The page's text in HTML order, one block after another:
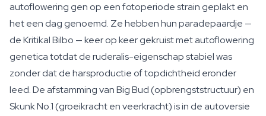
autoflowering gen op een fotoperiode strain geplakt en
het een dag genoemd. Ze hebben hun paradepaardje —
de Kritikal Bilbo — keer op keer gekruist met autoflowering
genetica totdat de ruderalis-eigenschap stabiel was
zonder dat de harsproductie of topdichtheid eronder
leed. De afstamming van Big Bud (opbrengststructuur) en
Skunk No.1 (groeikracht en veerkracht) is in de autoversie